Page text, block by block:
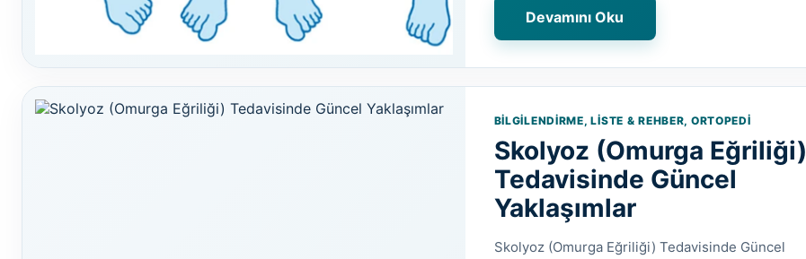
Devamını Oku
BILGILENDIRME, LISTE & REHBER, ORTOPEDI
Skolyoz (Omurga Eğriliği)
Tedavisinde Güncel
Yaklaşımlar
Skolyoz (Omurga Eğriliği) Tedavisinde Güncel